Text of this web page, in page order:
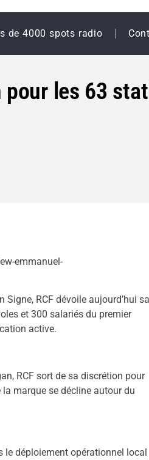
de 4000 spots radio
les 63
emmanuel-
Signe, RCF dévoile aujourd’hui sa
et 300 salariés du premier
active.
RCF sort de sa discrétion pour
marque se décline autour du
le déploiement opérationnel local